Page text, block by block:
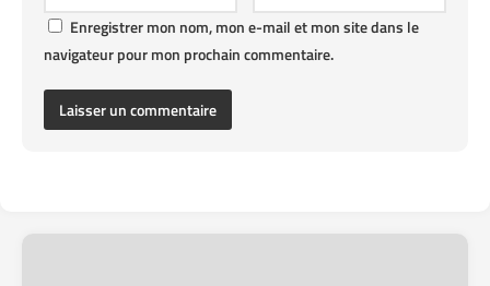
Enregistrer mon nom, mon e-mail et mon site dans le
navigateur pour mon prochain commentaire.